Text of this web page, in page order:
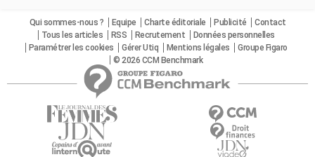
Qui sommes-nous ? Equipe Charte éditoriale Publicité
Contact
Tous les articles
RSS Recrutement
Données personnelles
Paramétrer les cookies
Gérer Utiq Mentions légales
Groupe Figaro
© 2026 CCM Benchmark